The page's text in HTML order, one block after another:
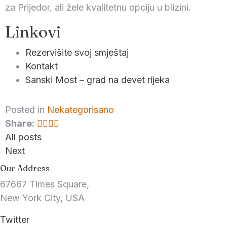
za Prijedor, ali žele kvalitetnu opciju u blizini.
Linkovi
Rezervišite svoj smještaj
Kontakt
Sanski Most – grad na devet rijeka
Posted in Nekategorisano
Share:
All posts
Next
Our Address
67667 Times Square,
New York City, USA
Twitter